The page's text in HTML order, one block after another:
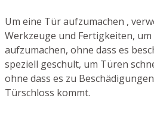
Um eine Tür aufzumachen ,
Werkzeuge und Fertigkeiten, um
aufzumachen, ohne dass es
speziell geschult, um Türen
ohne dass es zu
Türschloss kommt.